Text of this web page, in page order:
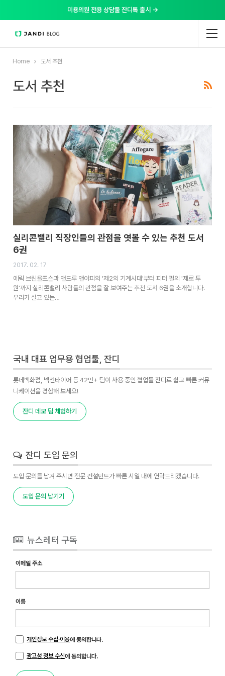
미용의원 전용 상담툴 잔디톡 출시 →
Home 도서 추천
도서 추천
실리콘밸리 직장인들의 관점을 엿볼 수 있는 추천 도서
6권
2017. 02. 17
에릭 브린욜프슨과 앤드루 앤아피의 '제2의 기계시대'부터 피터 필의 '제로 투
원'까지 실리콘밸리 사람들의 관점을 잘 보여주는 추천 도서 6권을 소개합니다.
우리가 살고 있는…
국내 대표 업무용 협업툴, 잔디
롯데백화점, 넥센타이어 등 42만+ 팀이 사용 중인 협업툴 잔디로 쉽고 빠른 커뮤
니케이션을 경험해 보세요!
잔디 데모 팀 체험하기
잔디 도입 문의
도입 문의를 남겨 주시면 전문 컨설턴트가 빠른 시일 내에 연락드리겠습니다.
도입 문의 남기기
뉴스레터 구독
이메일 주소
이름
개인정보 수집·이용에 동의합니다.
광고성 정보 수신에 동의합니다.